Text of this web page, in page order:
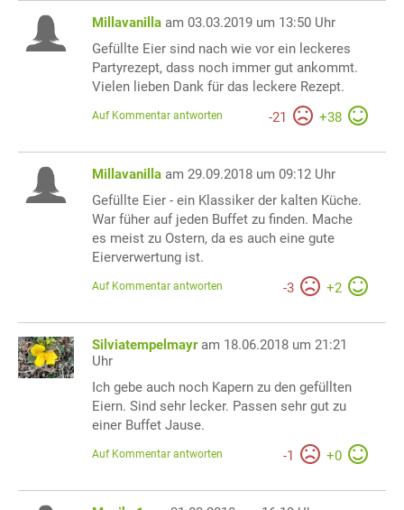
Millavanilla am 03.03.2019 um 13:50 Uhr
Gefüllte Eier sind nach wie vor ein leckeres
Partyrezept, dass noch immer gut ankommt.
Vielen lieben Dank für das leckere Rezept.
-21 +38
Auf Kommentar antworten
Millavanilla am 29.09.2018 um 09:12 Uhr
Gefüllte Eier - ein Klassiker der kalten Küche.
War füher auf jeden Buffet zu finden. Mache
es meist zu Ostern, da es auch eine gute
Eierverwertung ist.
-3 +2
Auf Kommentar antworten
Silviatempelmayr am 18.06.2018 um 21:21
Uhr
Ich gebe auch noch Kapern zu den gefüllten
Eiern. Sind sehr lecker. Passen sehr gut zu
einer Buffet Jause.
-1 +0
Auf Kommentar antworten